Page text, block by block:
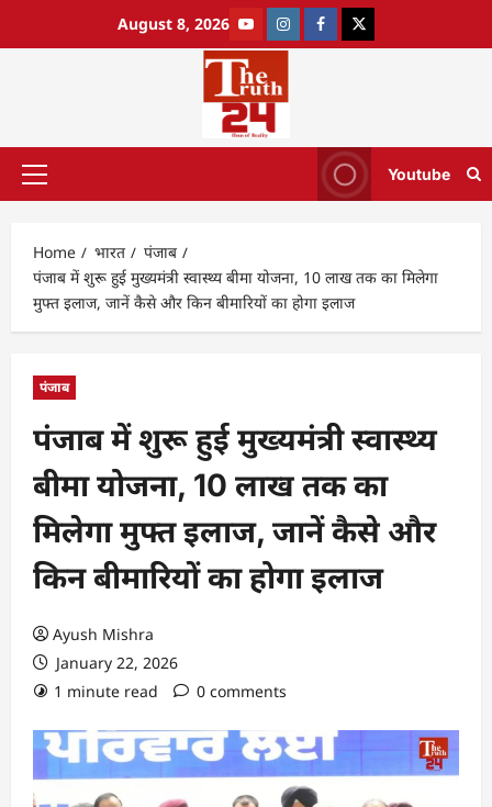
August 8, 2026
Youtube
Home भारत
पंजाब
पंजाब में शुरू हुई मुख्यमंत्री स्वास्थ्य बीमा योजना, 10 लाख तक का मिलेगा
मुफ्त इलाज, जानें कैसे और किन बीमारियों का होगा इलाज
पंजाब
पंजाब में शुरू हुई मुख्यमंत्री स्वास्थ्य
बीमा योजना, 10 लाख तक का
मिलेगा मुफ्त इलाज, जानें कैसे और
किन बीमारियों का होगा इलाज
Ayush Mishra
January 22, 2026
1 minute read
0 comments